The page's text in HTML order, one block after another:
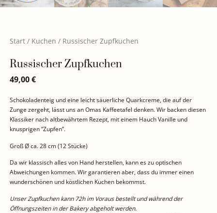
Start / Kuchen / Russischer Zupfkuchen
Russischer Zupfkuchen
49,00€
Schokoladenteig und eine leicht säuerliche Quarkcreme, die auf der
Zunge zergeht, lässt uns an Omas Kaffeetafel denken. Wir backen diesen
Klassiker nach altbewährtem Rezept, mit einem Hauch Vanille und
knusprigen “Zupfen”.
Groß Ø ca. 28 cm (12 Stücke)
Da wir klassisch alles von Hand herstellen, kann es zu optischen
Abweichungen kommen. Wir garantieren aber, dass du immer einen
wunderschönen und köstlichen Kuchen bekommst.
Unser Zupfkuchen kann 72h im Voraus bestellt und während der
Öffnungszeiten in der Bakery abgeholt werden.